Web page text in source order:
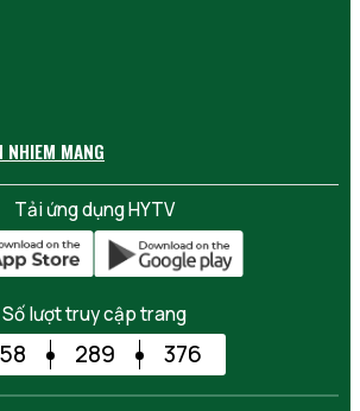
Tải ứng dụng HYTV
Số lượt truy cập trang
289 376